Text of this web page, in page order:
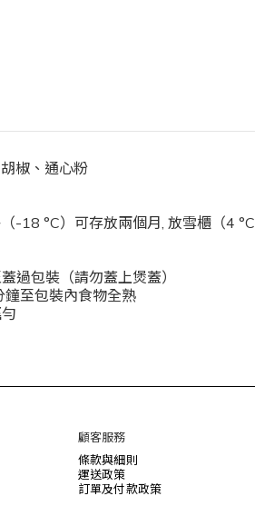
椒、通心粉
-18 °C）可存放兩個月 , 放雪櫃（4 °C
過包裝（請勿蓋上煲蓋）
鐘至包裝內食物全熟
顧客服務
條款與細則
運送政策
訂單及付款政策